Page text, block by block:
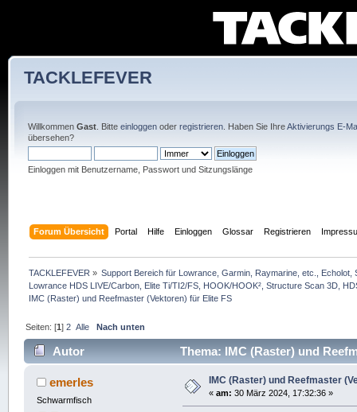
TACKLEFEVER
Willkommen Gast. Bitte einloggenoder registrieren. Haben Sie IhreAktivierungs E-
übersehen?
Einloggen mit Benutzername, Passwort und Sitzungslänge
Forum Übersicht Portal Hilfe Einloggen Glossar Registrieren
TACKLEFEVER » Support Bereich für Lowrance, Garmin, Raymarine, etc.,
Lowrance HDS LIVE/Carbon, Elite Ti/TI2/FS, HOOK/HOOK², Structure Scan 3D,
IMC (Raster) und Reefmaster (Vektoren) für Elite FS
Seiten: [1]2 Alle Nach unten
Autor Thema: IMC (Raster) und
emerles
Schwarmfisch
IMC (Raster) und Reefmaster
« am: 30 März 2024, 17:32:36 »